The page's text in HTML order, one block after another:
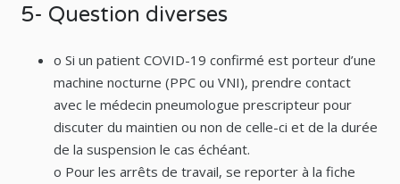
5- Question diverses
o Si un patient COVID-19 confirmé est porteur d’une
machine nocturne (PPC ou VNI), prendre contact
avec le médecin pneumologue prescripteur pour
discuter du maintien ou non de celle-ci et de la durée
de la suspension le cas échéant.
o Pour les arrêts de travail, se reporter à la fiche